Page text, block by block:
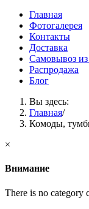
Главная
Фотогалерея
Контакты
Доставка
Cамовывоз
Распродажа
Блог
Вы здесь:
Главная/
Комоды,
×
Внимание
There is no category